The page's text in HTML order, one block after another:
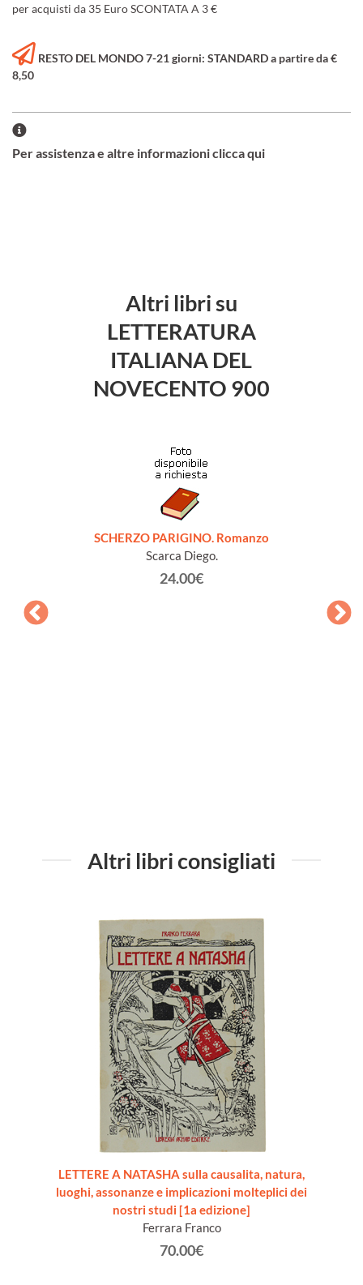
per acquisti da 35 Euro SCONTATA A 3 €
RESTO DEL MONDO 7-21 giorni: STANDARD a partire da €
8,50
Per assistenza e altre informazioni clicca qui
Altri libri su
LETTERATURA
ITALIANA DEL
NOVECENTO 900
SCHERZO PARIGINO. Romanzo
Scarca Diego.
24.00€
Altri libri consigliati
LETTERE A NATASHA sulla causalita, natura,
luoghi, assonanze e implicazioni molteplici dei
nostri studi [1a edizione]
Ferrara Franco
70.00€